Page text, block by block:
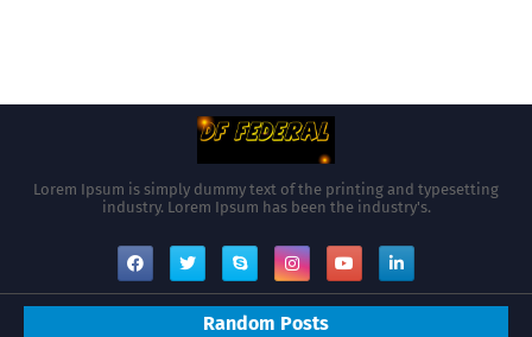
Lorem Ipsum is simply dummy text of the printing and typesetting
industry. Lorem Ipsum has been the industry's.
Random Posts